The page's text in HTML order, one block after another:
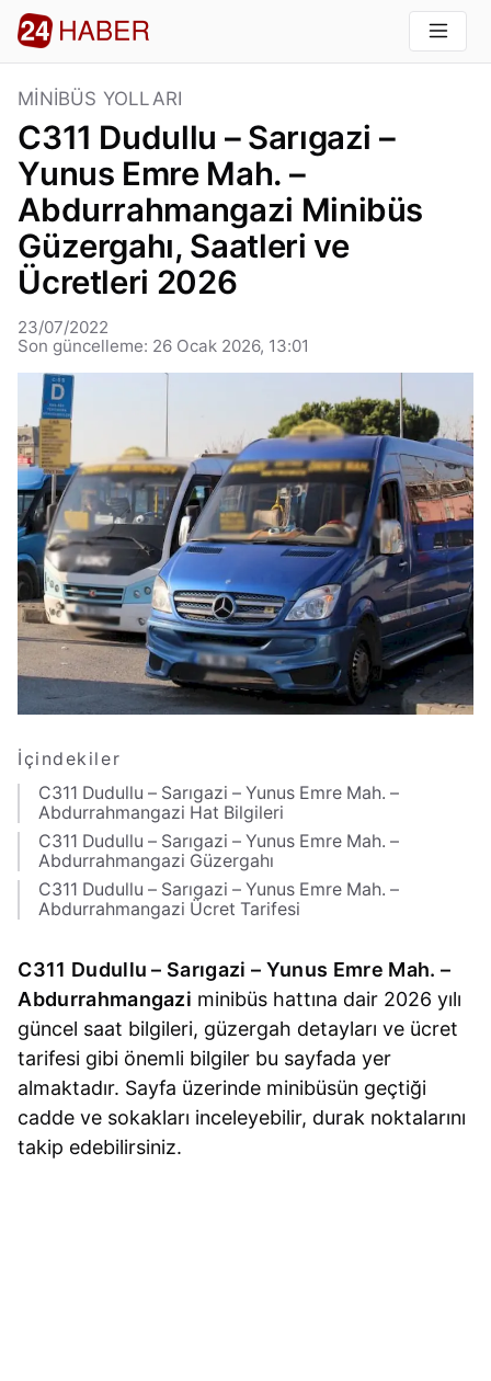
MINIBÜS YOLLARI
C311 Dudullu – Sarıgazi –
Yunus Emre Mah. –
Abdurrahmangazi Minibüs
Güzergahı, Saatleri ve
Ücretleri 2026
23/07/2022
Son güncelleme: 26 Ocak 2026, 13:01
İçindekiler
C311 Dudullu – Sarıgazi – Yunus Emre Mah. –
Abdurrahmangazi Hat Bilgileri
C311 Dudullu – Sarıgazi – Yunus Emre Mah. –
Abdurrahmangazi Güzergahı
C311 Dudullu – Sarıgazi – Yunus Emre Mah. –
Abdurrahmangazi Ücret Tarifesi
C311 Dudullu – Sarıgazi – Yunus Emre Mah. –
Abdurrahmangazi minibüs hattına dair 2026 yılı
güncel saat bilgileri, güzergah detayları ve ücret
tarifesi gibi önemli bilgiler bu sayfada yer
almaktadır. Sayfa üzerinde minibüsün geçtiği
cadde ve sokakları inceleyebilir, durak noktalarını
takip edebilirsiniz.